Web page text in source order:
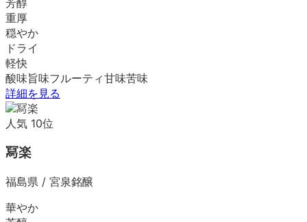
重厚
穏やか
ドライ
軽快
酸味旨味フルーティ甘味苦味
詳細を見る
人気 10位
冩楽
福島県 / 宮泉銘醸
華やか